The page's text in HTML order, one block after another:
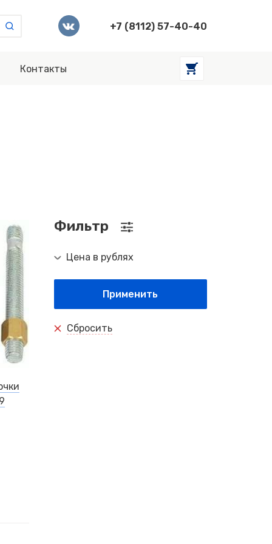
+7 (8112) 57-40-40
Контакты
Фильтр
Цена в рублях
Применить
Сбросить